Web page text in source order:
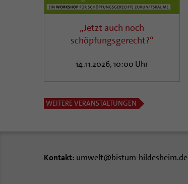
„Jetzt auch noch
schöpfungsgerecht?“
14.11.2026, 10:00 Uhr
WEITERE VERANSTALTUNGEN
Kontakt: umwelt@bistum-hildesheim.de